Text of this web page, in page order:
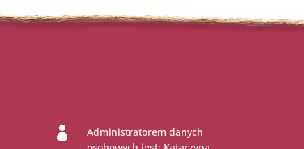

Administratorem danych